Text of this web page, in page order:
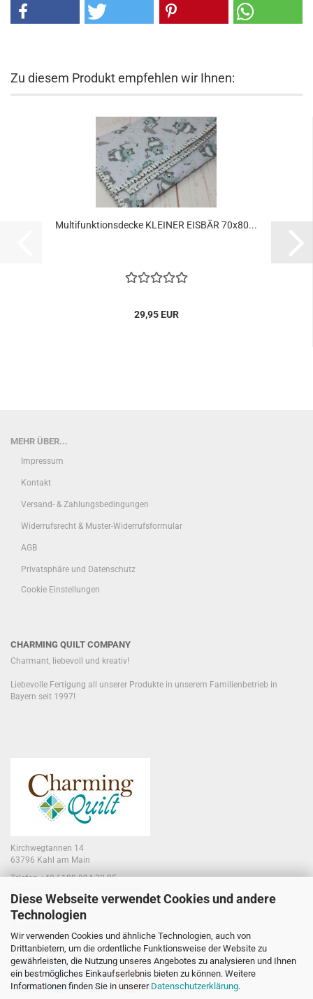
Diese Webseite verwendet Cookies und andere
Technologien
Wir verwenden Cookies und ähnliche Technologien, auch von
Drittanbietern, um die ordentliche Funktionsweise der Website zu
gewährleisten, die Nutzung unseres Angebotes zu analysieren und Ihnen
ein bestmögliches Einkaufserlebnis bieten zu können. Weitere
Informationen finden Sie in unserer Datenschutzerklärung.
Zu diesem Produkt empfehlen wir Ihnen:
Multifunktionsdecke KLEINER EISBÄR 70x80...
29,95 EUR
MEHR ÜBER...
Impressum
Kontakt
Versand- & Zahlungsbedingungen
Widerrufsrecht & Muster-Widerrufsformular
AGB
Privatsphäre und Datenschutz
Cookie Einstellungen
CHARMING QUILT COMPANY
Charmant, liebevoll und kreativ!
Liebevolle Fertigung all unserer Produkte in unserem Familienbetrieb in
Bayern seit 1997!
Kirchwegtannen 14
63796 Kahl am Main
Telefon +49 6188 994 30 85
Laden:
63796 Kahl am Main